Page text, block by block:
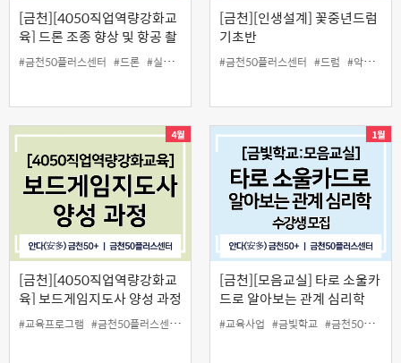
[금천][4050직업역량강화교
육] 드론 조종 향상 및 항공 촬
영 실습(3월)
#금천50플러스센터 #드론 #실습 #촬영
[금천][인생설계] 꽃중년드럼
기초반
#금천50플러스센터 #드럼 #악기
[금천][4050직업역량강화교
육] 보드게임지도사 양성 과정
#교육프로그램 #금천50플러스센터 #보드게임지도사 #일활동
[금천][모음교실] 타로 소울카
드로 알아보는 관계 심리학
#교육사업 #금빛학교 #금천50플러스센터